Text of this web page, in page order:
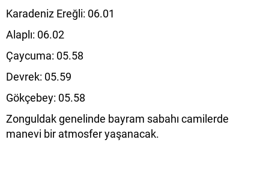
Karadeniz Ereğli: 06.01
Alaplı: 06.02
Çaycuma: 05.58
Devrek: 05.59
Gökçebey: 05.58
Zonguldak genelinde bayram sabahı camilerde
manevi bir atmosfer yaşanacak.